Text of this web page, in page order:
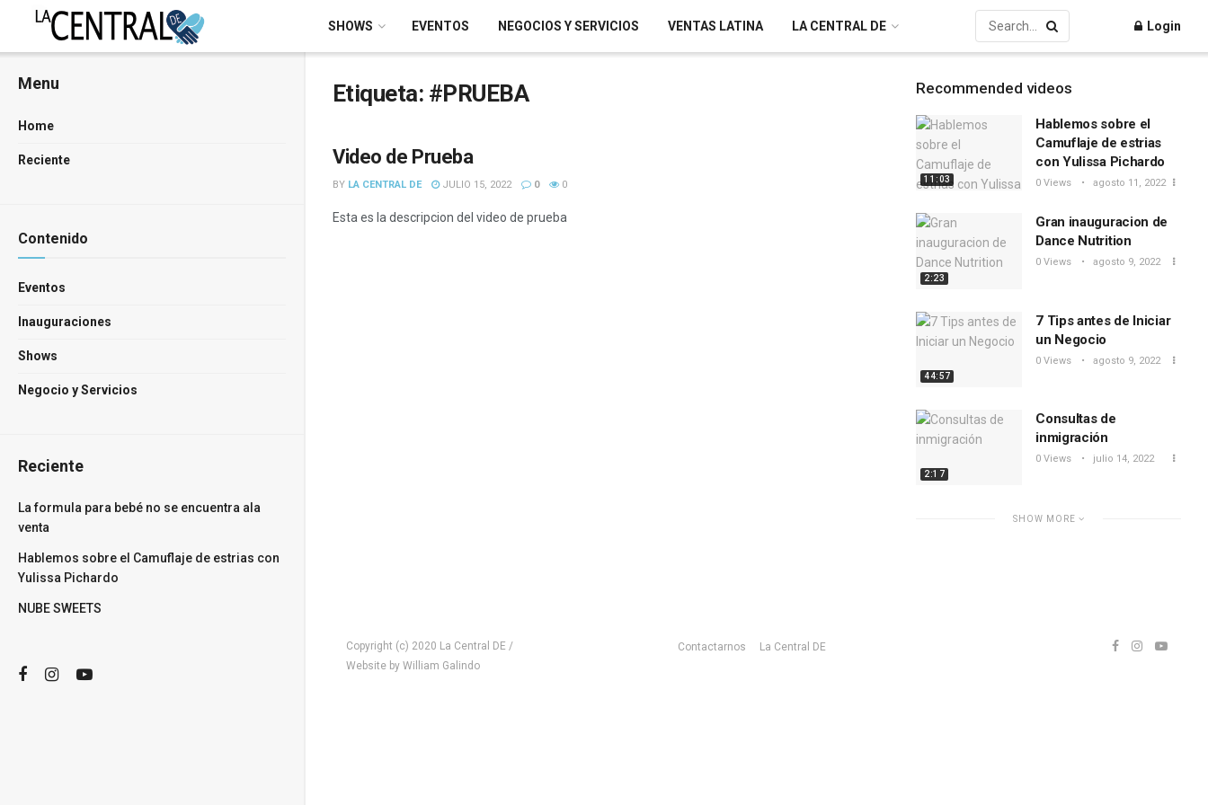
Menu
Home
Reciente
Contenido
Eventos
Inauguraciones
Shows
Negocio y Servicios
Reciente
La formula para bebé no se encuentra ala
venta
Hablemos sobre el Camuflaje de estrias con
Yulissa Pichardo
NUBE SWEETS
SHOWS EVENTOS NEGOCIOS Y SERVICIOS VENTAS LATINA LA CENTRAL DE Login
Etiqueta: #PRUEBA
Video de Prueba
BY LA CENTRAL DE JULIO 15, 2022 0 0
Esta es la descripcion del video de prueba
Recommended videos
11:03
Hablemos sobre el
Camuflaje de estrias
con Yulissa Pichardo
0 Views agosto 11, 2022
2:23
Gran inauguracion de
Dance Nutrition
0 Views agosto 9, 2022
44:57
7 Tips antes de Iniciar
un Negocio
0 Views agosto 9, 2022
2:17
Consultas de
inmigración
0 Views julio 14, 2022
SHOW MORE
Copyright (c) 2020 La Central DE /
Website by William Galindo
Contactarnos La Central DE